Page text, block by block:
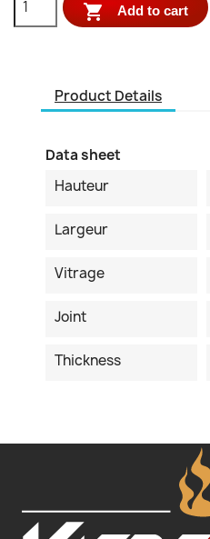
 Add to cart
Product Details
Data sheet
Hauteur
Largeur
Vitrage
Joint
Thickness